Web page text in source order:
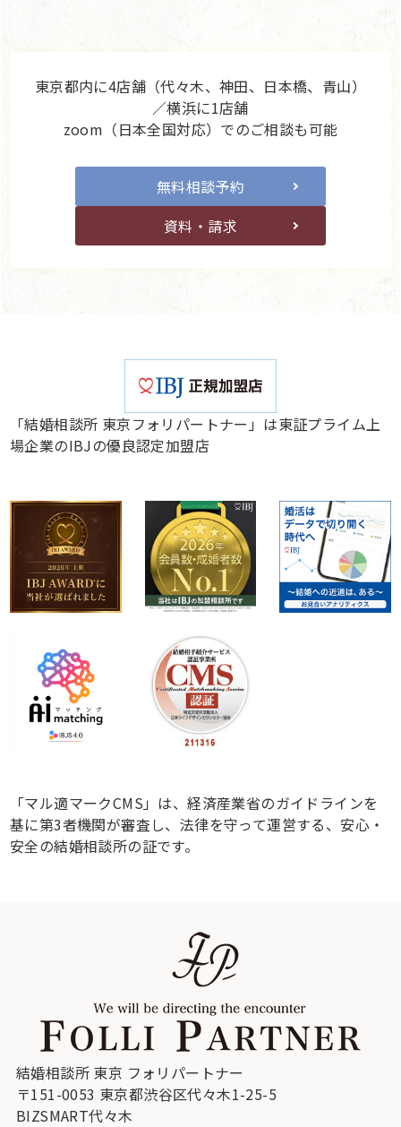
東京都内に4店舗（代々木、神田、日本橋、青山）
／横浜に1店舗
zoom（日本全国対応）でのご相談も可能
無料相談予約
資料・請求
「結婚相談所 東京フォリパートナー」は東証プライム上
場企業のIBJの優良認定加盟店
「マル適マークCMS」は、経済産業省のガイドラインを
基に第3者機関が審査し、法律を守って運営する、安心・
安全の結婚相談所の証です。
結婚相談所 東京 フォリパートナー
〒151-0053 東京都渋谷区代々木1-25-5
BIZSMART代々木